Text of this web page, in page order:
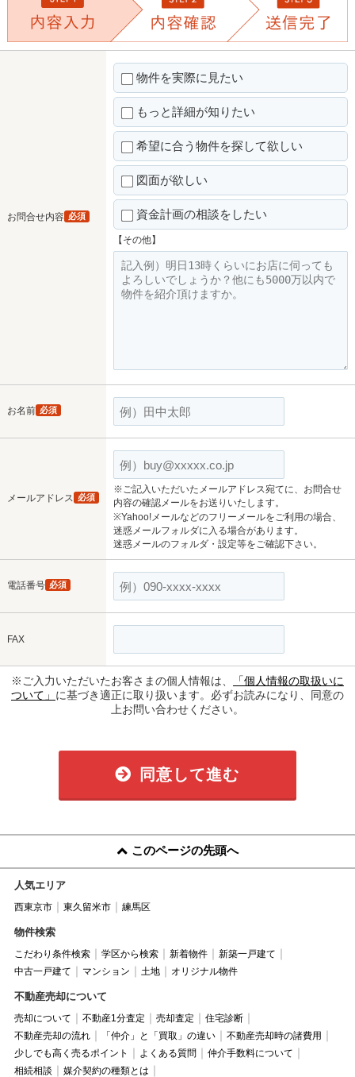
お問合せ内容 必須
物件を実際に見たい
もっと詳細が知りたい
希望に合う物件を探して欲しい
図面が欲しい
資金計画の相談をしたい
【その他】
お名前 必須
メールアドレス 必須
※ご記入いただいたメールアドレス宛てに、お問合せ
内容の確認メールをお送りいたします。
※Yahoo!メールなどのフリーメールをご利用の場合、
迷惑メールフォルダに入る場合があります。
迷惑メールのフォルダ・設定等をご確認下さい。
電話番号 必須
FAX
※ご入力いただいたお客さまの個人情報は、
「個人情報の取扱いに
ついて」 に基づき適正に取り扱います。必ずお読みになり、同意の
上お問い合わせください。
同意して進む
このページの先頭へ
人気エリア
西東京市 東久留米市 練馬区
物件検索
こだわり条件検索 学区から検索 新着物件
新築一戸建て
中古一戸建て
マンション 土地 オリジナル物件
不動産売却について
売却について 不動産1分査定 売却査定
住宅診断
不動産売却の流れ
「仲介」と「買取」の違い
不動産売却時の諸費用
少しでも高く売るポイント
よくある質問
仲介手数料について
相続相談
媒介契約の種類とは